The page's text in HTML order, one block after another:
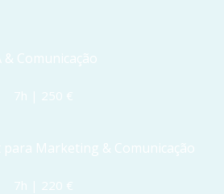
& Comunicação
7h | 250 €
Marketing & Comunicação
7h | 220 €